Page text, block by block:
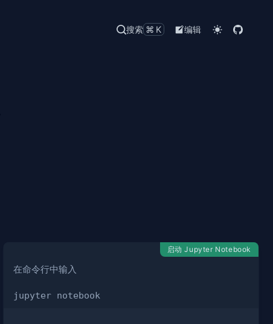
搜索 ⌘K 编辑
启动 Jupyter Notebook
在命令行中输入
jupyter notebook